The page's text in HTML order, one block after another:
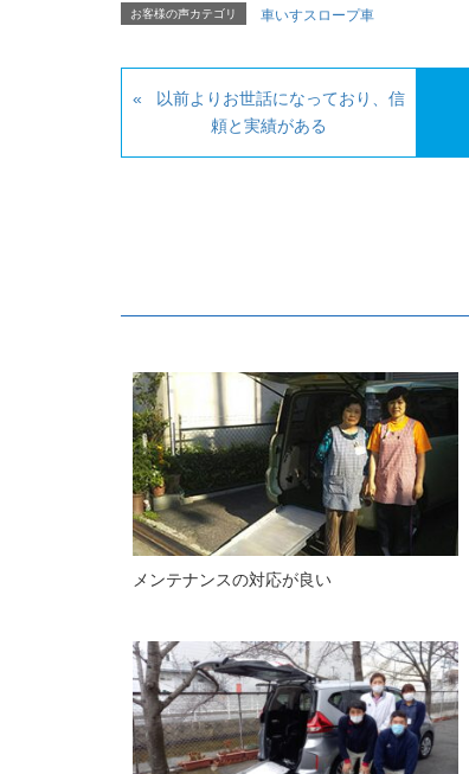
お客様の声カテゴリ 車いすスロープ車
以前よりお世話になっており、信
頼と実績がある
メンテナンスの対応が良い